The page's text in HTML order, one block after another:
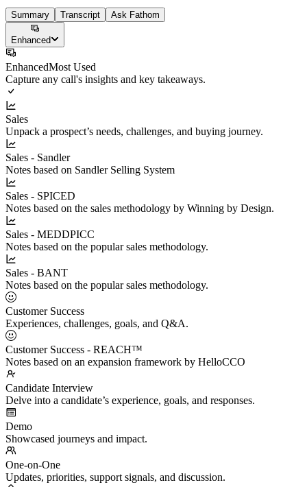
Summary Transcript Ask Fathom
Enhanced
EnhancedMost Used
Capture any call's insights and key takeaways.
Sales
Unpack a prospect’s needs, challenges, and buying journey.
Sales - Sandler
Notes based on Sandler Selling System
Sales - SPICED
Notes based on the sales methodology by Winning by Design.
Sales - MEDDPICC
Notes based on the popular sales methodology.
Sales - BANT
Notes based on the popular sales methodology.
Customer Success
Experiences, challenges, goals, and Q&A.
Customer Success - REACH™
Notes based on an expansion framework by HelloCCO
Candidate Interview
Delve into a candidate’s experience, goals, and responses.
Demo
Showcased journeys and impact.
One-on-One
Updates, priorities, support signals, and discussion.